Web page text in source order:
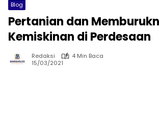
Blog
Pertanian dan
Kemiskinan di Perdesaan
Redaksi
4 Min Baca
15/03/2021